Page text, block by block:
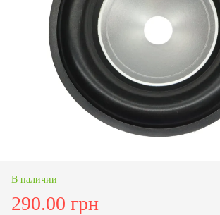
В наличии
290.00 грн